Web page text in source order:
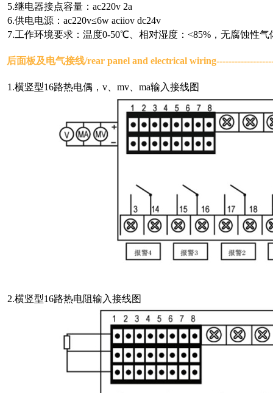
5.继电器接点容量：ac220v 2a
6.供电电源：ac220v≤6w aciiov dc24v
7.工作环境要求：温度0-50℃、相对湿度：<85%，无腐蚀性气
后面板及电气接线/rear panel and electrical wiring
1.横竖型16路热电偶，v、mv、ma输入接线图
2.横竖型16路热电阻输入接线图